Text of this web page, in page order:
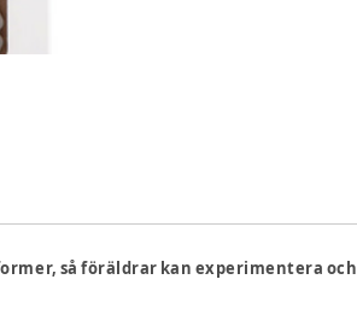
så föräldrar kan experimentera och